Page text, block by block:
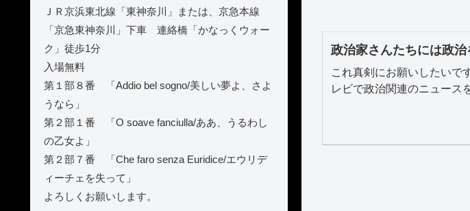
政治家さんたちには政
これ真剣にお願いしたい
レビで政治関連のニュース
ＪＲ京浜東北線「東神奈川」または、京急本線
「京急東神奈川」下車 連絡橋「かなっくウォー
ク」徒歩1分
入場無料
第１部８番 「Addio bel sogno/美しい夢よ、さよ
うなら」
第２部１番 「O soave fanciulla/ああ、うるわし
の乙女よ」
第２部７番 「Che faro senza Euridice/エウリデ
ィーチェを失って」
よろしくお願いします。